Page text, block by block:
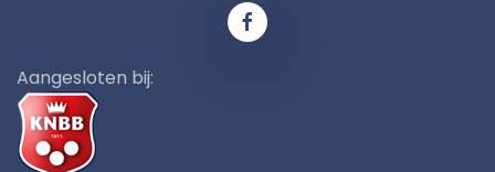
Aangesloten bij: